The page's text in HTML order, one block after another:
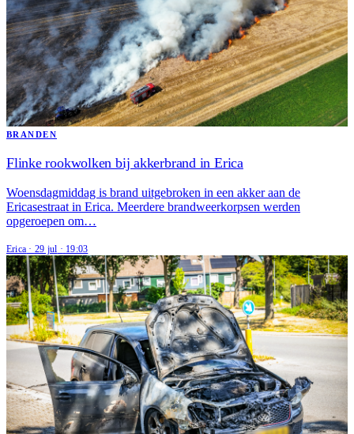
BRANDEN
Flinke rookwolken bij akkerbrand in Erica
Woensdagmiddag is brand uitgebroken in een akker aan de
Ericasestraat in Erica. Meerdere brandweerkorpsen werden
opgeroepen om…
Erica · 29 jul · 19:03